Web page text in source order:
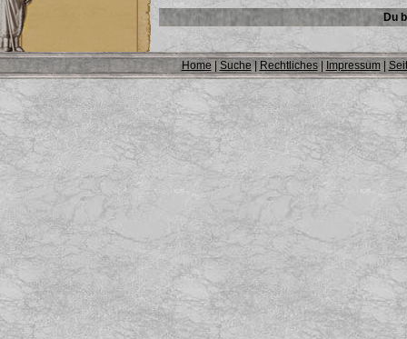
Du
Home| Suche | Rechtliches| Impressum|